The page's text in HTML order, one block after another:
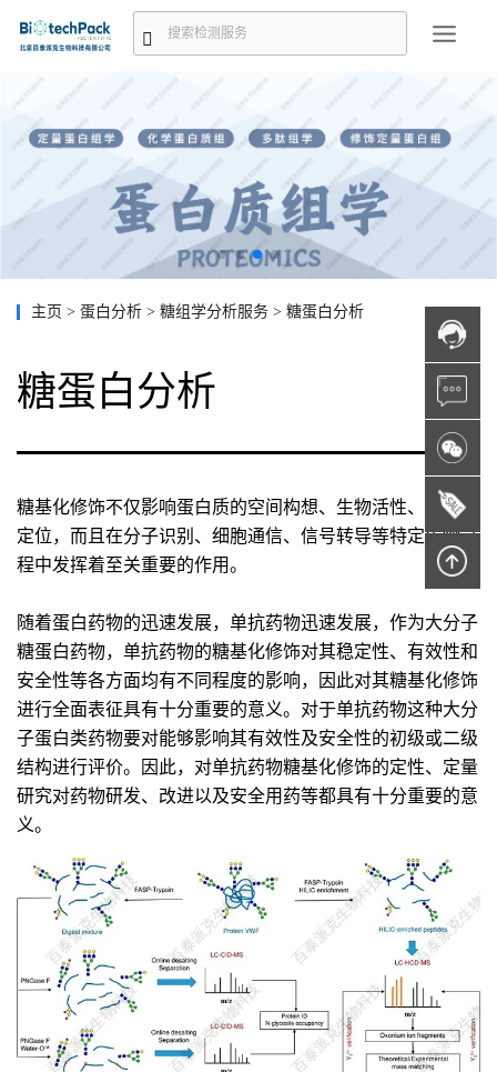
主页 > 蛋白分析 > 糖组学分析服务 > 糖蛋白分析
糖蛋白分析
糖基化修饰不仅影响蛋白质的空间构想、生物活性、运输和
定位，而且在分子识别、细胞通信、信号转导等特定生物过
程中发挥着至关重要的作用。
随着蛋白药物的迅速发展，单抗药物迅速发展，作为大分子
糖蛋白药物，单抗药物的糖基化修饰对其稳定性、有效性和
安全性等各方面均有不同程度的影响，因此对其糖基化修饰
进行全面表征具有十分重要的意义。对于单抗药物这种大分
子蛋白类药物要对能够影响其有效性及安全性的初级或二级
结构进行评价。因此，对单抗药物糖基化修饰的定性、定量
研究对药物研发、改进以及安全用药等都具有十分重要的意
义。